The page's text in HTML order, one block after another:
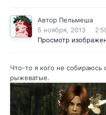
Автор Пельмеша
5 ноября, 2013
2
Просмотр
Что-то я кого не собираюсь
рыжеватые.